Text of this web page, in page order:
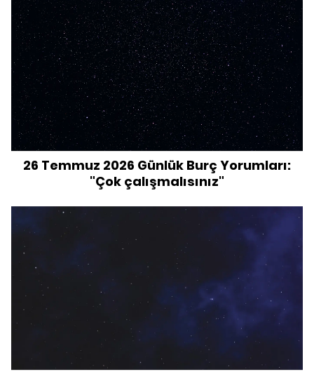
26 Temmuz 2026 Günlük Burç Yorumları:
"Çok çalışmalısınız"